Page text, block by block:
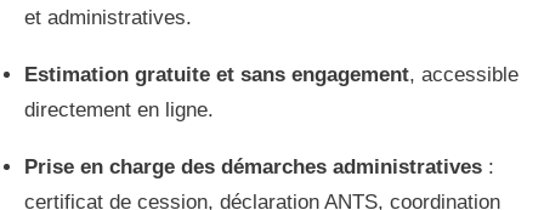
et administratives.
Estimation gratuite et sans engagement, accessible
directement en ligne.
Prise en charge des démarches administratives :
certificat de cession, déclaration ANTS, coordination